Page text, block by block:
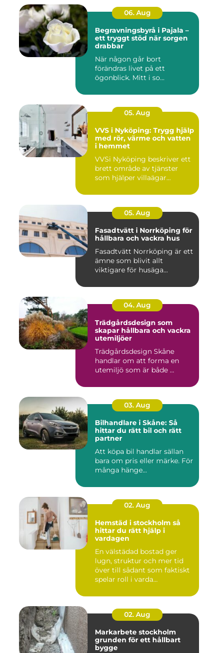
06. Aug
Begravningsbyrå i Pajala –
ett tryggt stöd när sorgen
drabbar
När någon går bort
förändras livet på ett
ögonblick. Mitt i so...
05. Aug
VVS i Nyköping: Trygg hjälp
med rör, värme och vatten
i hemmet
VVSi Nyköping beskriver ett
brett område av tjänster
som hjälper villaägar...
05. Aug
Fasadtvätt i Norrköping för
hållbara och vackra hus
Fasadtvätt Norrköping är ett
ämne som blivit allt
viktigare för husäga...
04. Aug
Trädgårdsdesign som
skapar hållbara och vackra
utemiljöer
Trädgårdsdesign Skåne
handlar om att forma en
utemiljö som är både ...
03. Aug
Bilhandlare i Skåne: Så
hittar du rätt bil och rätt
partner
Att köpa bil handlar sällan
bara om pris eller märke. För
många hänge...
02. Aug
Hemstäd i stockholm så
hittar du rätt hjälp i
vardagen
En välstädad bostad ger
lugn, struktur och mer tid
över till sådant som faktiskt
spelar roll i varda...
02. Aug
Markarbete stockholm
grunden för ett hållbart
bygge